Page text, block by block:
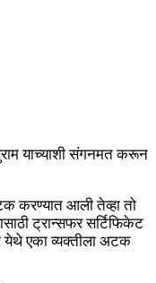
याच्याशी संगनमत करून
करण्यात आली तेव्हा तो
ट्रान्सफर सर्टिफिकेट
येथे एका व्यक्तीला अटक